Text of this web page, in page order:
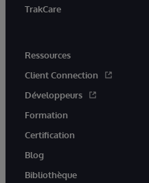
TrakCare
Ressources
Client Connection
Développeurs
Formation
Certification
Blog
Bibliothèque